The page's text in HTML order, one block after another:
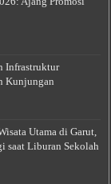
Infrastruktur
Kunjungan
Utama di Garut,
saat Liburan Sekolah